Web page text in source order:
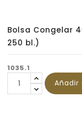
Bolsa Congelar
250 bl.)
1035.1
Añadir